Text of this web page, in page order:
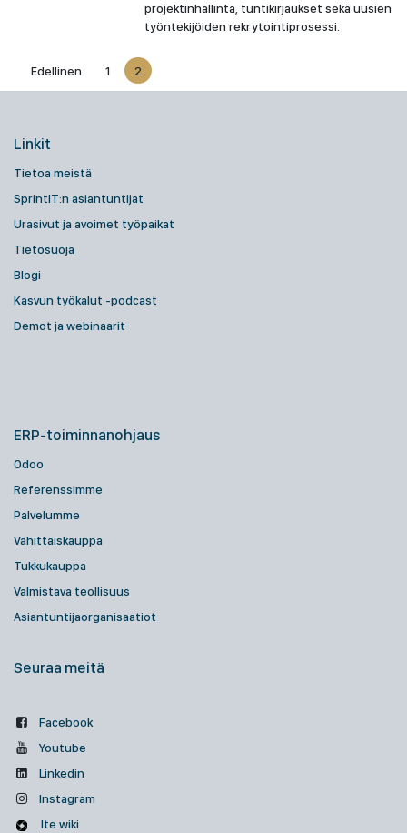
projektinhallinta, tuntikirjaukset sekä uusien
työntekijöiden rekrytointiprosessi.
Edellinen 1 2
Linkit
Tietoa meistä
SprintIT:n asiantuntijat
Urasivut ja avoimet työpaikat
Tietosuoja
Blogi
Kasvun työkalut -podcast
Demot ja webinaarit
ERP-toiminnanohjaus
Odoo
Referenssimme
Palvelumme
Vähittäiskauppa
Tukkukauppa
Valmistava teollisuus
Asiantuntijaorganisaatiot
Seuraa meitä
Facebook
Youtube
Linkedin
Instagram
Ite wiki